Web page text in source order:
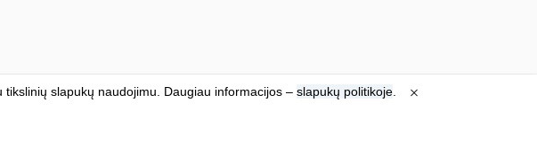
slapukų naudojimu. Daugiau informacijos – slapukų politikoje.